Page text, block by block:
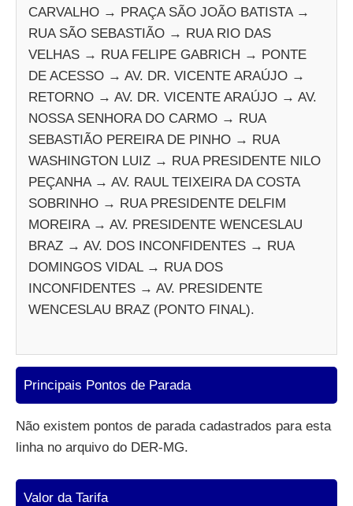
CARVALHO → PRAÇA SÃO JOÃO BATISTA →
RUA SÃO SEBASTIÃO → RUA RIO DAS
VELHAS → RUA FELIPE GABRICH → PONTE
DE ACESSO → AV. DR. VICENTE ARAÚJO →
RETORNO → AV. DR. VICENTE ARAÚJO → AV.
NOSSA SENHORA DO CARMO → RUA
SEBASTIÃO PEREIRA DE PINHO → RUA
WASHINGTON LUIZ → RUA PRESIDENTE NILO
PEÇANHA → AV. RAUL TEIXEIRA DA COSTA
SOBRINHO → RUA PRESIDENTE DELFIM
MOREIRA → AV. PRESIDENTE WENCESLAU
BRAZ → AV. DOS INCONFIDENTES → RUA
DOMINGOS VIDAL → RUA DOS
INCONFIDENTES → AV. PRESIDENTE
WENCESLAU BRAZ (PONTO FINAL).
Principais Pontos de Parada
Não existem pontos de parada cadastrados para esta
linha no arquivo do DER-MG.
Valor da Tarifa